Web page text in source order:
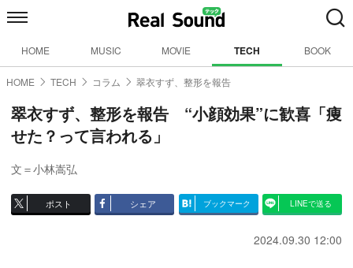
HOME MUSIC MOVIE TECH BOOK
HOME TECH コラム 翠衣すず、整形を報告
翠衣すず、整形を報告 “小顔効果”に歓喜「痩
せた？って言われる」
文＝小林嵩弘
ポスト シェア ブックマーク LINEで送る
2024.09.30 12:00